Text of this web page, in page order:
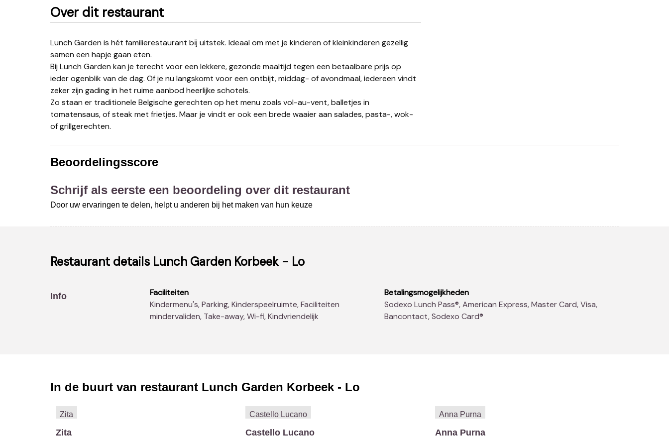
Over dit restaurant
Lunch Garden is hét familierestaurant bĳ uitstek. Ideaal om met je kinderen of kleinkinderen gezellig
samen een hapje gaan eten.
Bij Lunch Garden kan je terecht voor een lekkere, gezonde maaltijd tegen een betaalbare prijs op
ieder ogenblik van de dag. Of je nu langskomt voor een ontbijt, middag- of avondmaal, iedereen vindt
zeker zijn gading in het ruime aanbod heerlijke schotels.
Zo staan er traditionele Belgische gerechten op het menu zoals vol-au-vent, balletjes in
tomatensaus, of steak met frietjes. Maar je vindt er ook een brede waaier aan salades, pasta-, wok-
of grillgerechten.
Beoordelingsscore
Schrijf als eerste een beoordeling over dit restaurant
Door uw ervaringen te delen, helpt u anderen bij het maken van hun keuze
Restaurant details Lunch Garden Korbeek - Lo
Info
Faciliteiten
Kindermenu's, Parking, Kinderspeelruimte, Faciliteiten
mindervaliden, Take-away, Wi-fi, Kindvriendelijk
Betalingsmogelijkheden
Sodexo Lunch Pass®, American Express, Master Card, Visa,
Bancontact, Sodexo Card®
In de buurt van restaurant Lunch Garden Korbeek - Lo
Zita Castello Lucano Anna Purna